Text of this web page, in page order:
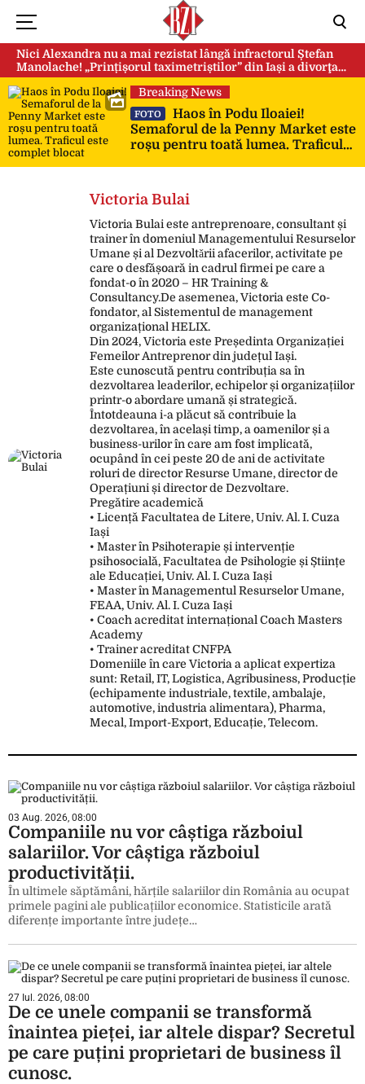
Nici Alexandra nu a mai rezistat lângă infractorul Ștefan
Manolache! „Prințișorul taximetriștilor” din Iași a divorţat
după doi ani de căsnicie
Breaking News
FOTO
Haos în Podu Iloaiei!
Semaforul de la Penny Market este
roșu pentru toată lumea. Traficul
Victoria Bulai
Victoria Bulai este antreprenoare, consultant și
trainer în domeniul Managementului Resurselor
Umane și al Dezvoltǎrii afacerilor, activitate pe
care o desfășoară in cadrul firmei pe care a
fondat-o în 2020 – HR Training &
Consultancy.De asemenea, Victoria este Co-
fondator, al Sistementul de management
organizațional HELIX.
Din 2024, Victoria este Președinta Organizației
Femeilor Antreprenor din județul Iași.
Este cunoscută pentru contribuția sa în
dezvoltarea leaderilor, echipelor și organizațiilor
printr-o abordare umană și strategică.
Întotdeauna i-a plăcut să contribuie la
dezvoltarea, în același timp, a oamenilor și a
business-urilor în care am fost implicată,
ocupând în cei peste 20 de ani de activitate
roluri de director Resurse Umane, director de
Operațiuni și director de Dezvoltare.
Pregătire academică
• Licență Facultatea de Litere, Univ. Al. I. Cuza
Iași
• Master în Psihoterapie și intervenție
psihosocială, Facultatea de Psihologie și Științe
ale Educației, Univ. Al. I. Cuza Iași
• Master în Managementul Resurselor Umane,
FEAA, Univ. Al. I. Cuza Iași
• Coach acreditat internațional Coach Masters
Academy
• Trainer acreditat CNFPA
Domeniile în care Victoria a aplicat expertiza
sunt: Retail, IT, Logistica, Agribusiness, Producție
(echipamente industriale, textile, ambalaje,
automotive, industria alimentara), Pharma,
Mecal, Import-Export, Educație, Telecom.
03 Aug. 2026, 08:00
Companiile nu vor câștiga războiul
salariilor. Vor câștiga războiul
productivității.
În ultimele săptămâni, hărțile salariilor din România au ocupat
primele pagini ale publicațiilor economice. Statisticile arată
diferențe importante între județe…
27 Iul. 2026, 08:00
De ce unele companii se transformă
înaintea pieței, iar altele dispar? Secretul
pe care puțini proprietari de business îl
cunosc.